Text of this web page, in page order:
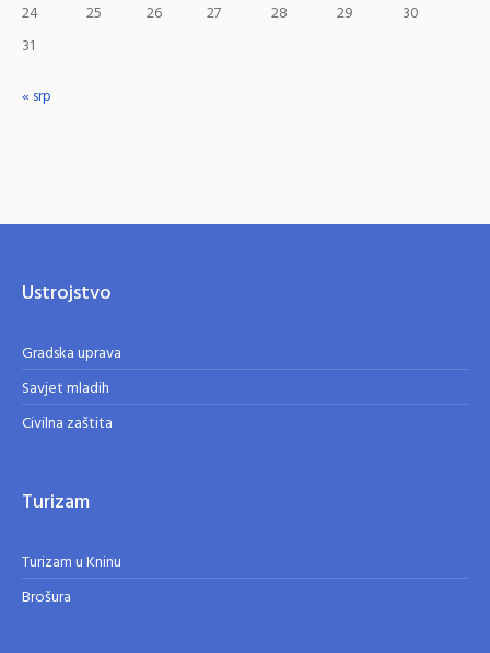
24
25 26 27 28 29
30
31
« srp
Ustrojstvo
Gradska uprava
Savjet mladih
Civilna zaštita
Turizam
Turizam u Kninu
Brošura